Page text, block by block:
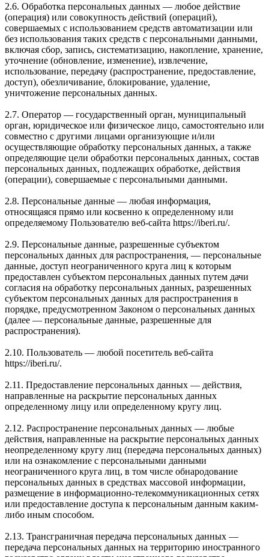
2.6. Обработка персональных данных — любое действие
(операция) или совокупность действий (операций),
совершаемых с использованием средств автоматизации или
без использования таких средств с персональными данными,
включая сбор, запись, систематизацию, накопление, хранение,
уточнение (обновление, изменение), извлечение,
использование, передачу (распространение, предоставление,
доступ), обезличивание, блокирование, удаление,
уничтожение персональных данных.
2.7. Оператор — государственный орган, муниципальный
орган, юридическое или физическое лицо, самостоятельно или
совместно с другими лицами организующие и/или
осуществляющие обработку персональных данных, а также
определяющие цели обработки персональных данных, состав
персональных данных, подлежащих обработке, действия
(операции), совершаемые с персональными данными.
2.8. Персональные данные — любая информация,
относящаяся прямо или косвенно к определенному или
определяемому Пользователю веб-сайта https://iberi.ru/.
2.9. Персональные данные, разрешенные субъектом
персональных данных для распространения, — персональные
данные, доступ неограниченного круга лиц к которым
предоставлен субъектом персональных данных путем дачи
согласия на обработку персональных данных, разрешенных
субъектом персональных данных для распространения в
порядке, предусмотренном Законом о персональных данных
(далее — персональные данные, разрешенные для
распространения).
2.10. Пользователь — любой посетитель веб-сайта
https://iberi.ru/.
2.11. Предоставление персональных данных — действия,
направленные на раскрытие персональных данных
определенному лицу или определенному кругу лиц.
2.12. Распространение персональных данных — любые
действия, направленные на раскрытие персональных данных
неопределенному кругу лиц (передача персональных данных)
или на ознакомление с персональными данными
неограниченного круга лиц, в том числе обнародование
персональных данных в средствах массовой информации,
размещение в информационно-телекоммуникационных сетях
или предоставление доступа к персональным данным каким-
либо иным способом.
2.13. Трансграничная передача персональных данных —
передача персональных данных на территорию иностранного